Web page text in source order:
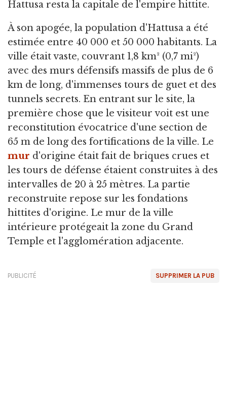
Hattusa resta la capitale de l'empire hittite.
À son apogée, la population d'Hattusa a été
estimée entre 40 000 et 50 000 habitants. La
ville était vaste, couvrant 1,8 km² (0,7 mi²)
avec des murs défensifs massifs de plus de 6
km de long, d'immenses tours de guet et des
tunnels secrets. En entrant sur le site, la
première chose que le visiteur voit est une
reconstitution évocatrice d'une section de
65 m de long des fortifications de la ville. Le
mur d'origine était fait de briques crues et
les tours de défense étaient construites à des
intervalles de 20 à 25 mètres. La partie
reconstruite repose sur les fondations
hittites d'origine. Le mur de la ville
intérieure protégeait la zone du Grand
Temple et l'agglomération adjacente.
SUPPRIMER LA PUB
PUBLICITÉ